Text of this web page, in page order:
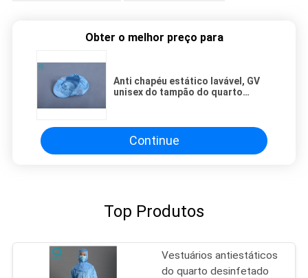
Obter o melhor preço para
Anti chapéu estático lavável, GV
unisex do tampão do quarto
Continue
Top Produtos
Vestuários antiestáticos
do quarto desinfetado